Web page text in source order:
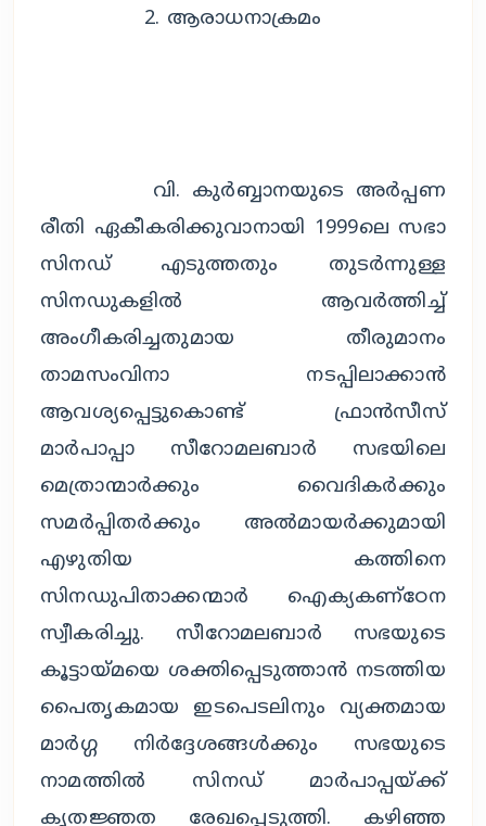
		2. ആരാധനാക്രമം
രീതി ഏകീകരിക്കുവാനായി 1999ലെ സഭാ
സിനഡ് എടുത്തതും തുടർന്നുള്ള
സിനഡുകളിൽ ആവർത്തിച്ച്
അംഗീകരിച്ചതുമായ തീരുമാനം
താമസംവിനാ നടപ്പിലാക്കാൻ
ആവശ്യപ്പെട്ടുകൊണ്ട് ഫ്രാൻസീസ്
മാർപാപ്പാ സീറോമലബാർ സഭയിലെ
മെത്രാന്മാർക്കും വൈദികർക്കും
സമർപ്പിതർക്കും അൽമായർക്കുമായി
എഴുതിയ കത്തിനെ
സിനഡുപിതാക്കന്മാർ ഐക്യകണ്ഠേന
സ്വീകരിച്ചു. സീറോമലബാർ സഭയുടെ
കൂട്ടായ്മയെ ശക്തിപ്പെടുത്താൻ നടത്തിയ
പൈതൃകമായ ഇടപെടലിനും വ്യക്തമായ
മാർഗ്ഗ നിർദ്ദേശങ്ങൾക്കും സഭയുടെ
നാമത്തിൽ സിനഡ് മാർപാപ്പയ്ക്ക്
കൃതജ്ഞത രേഖപ്പെടുത്തി. കഴിഞ്ഞ